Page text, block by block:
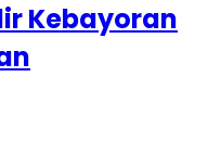
Kebayoran